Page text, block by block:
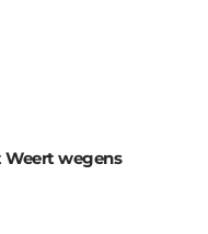
Weert wegens